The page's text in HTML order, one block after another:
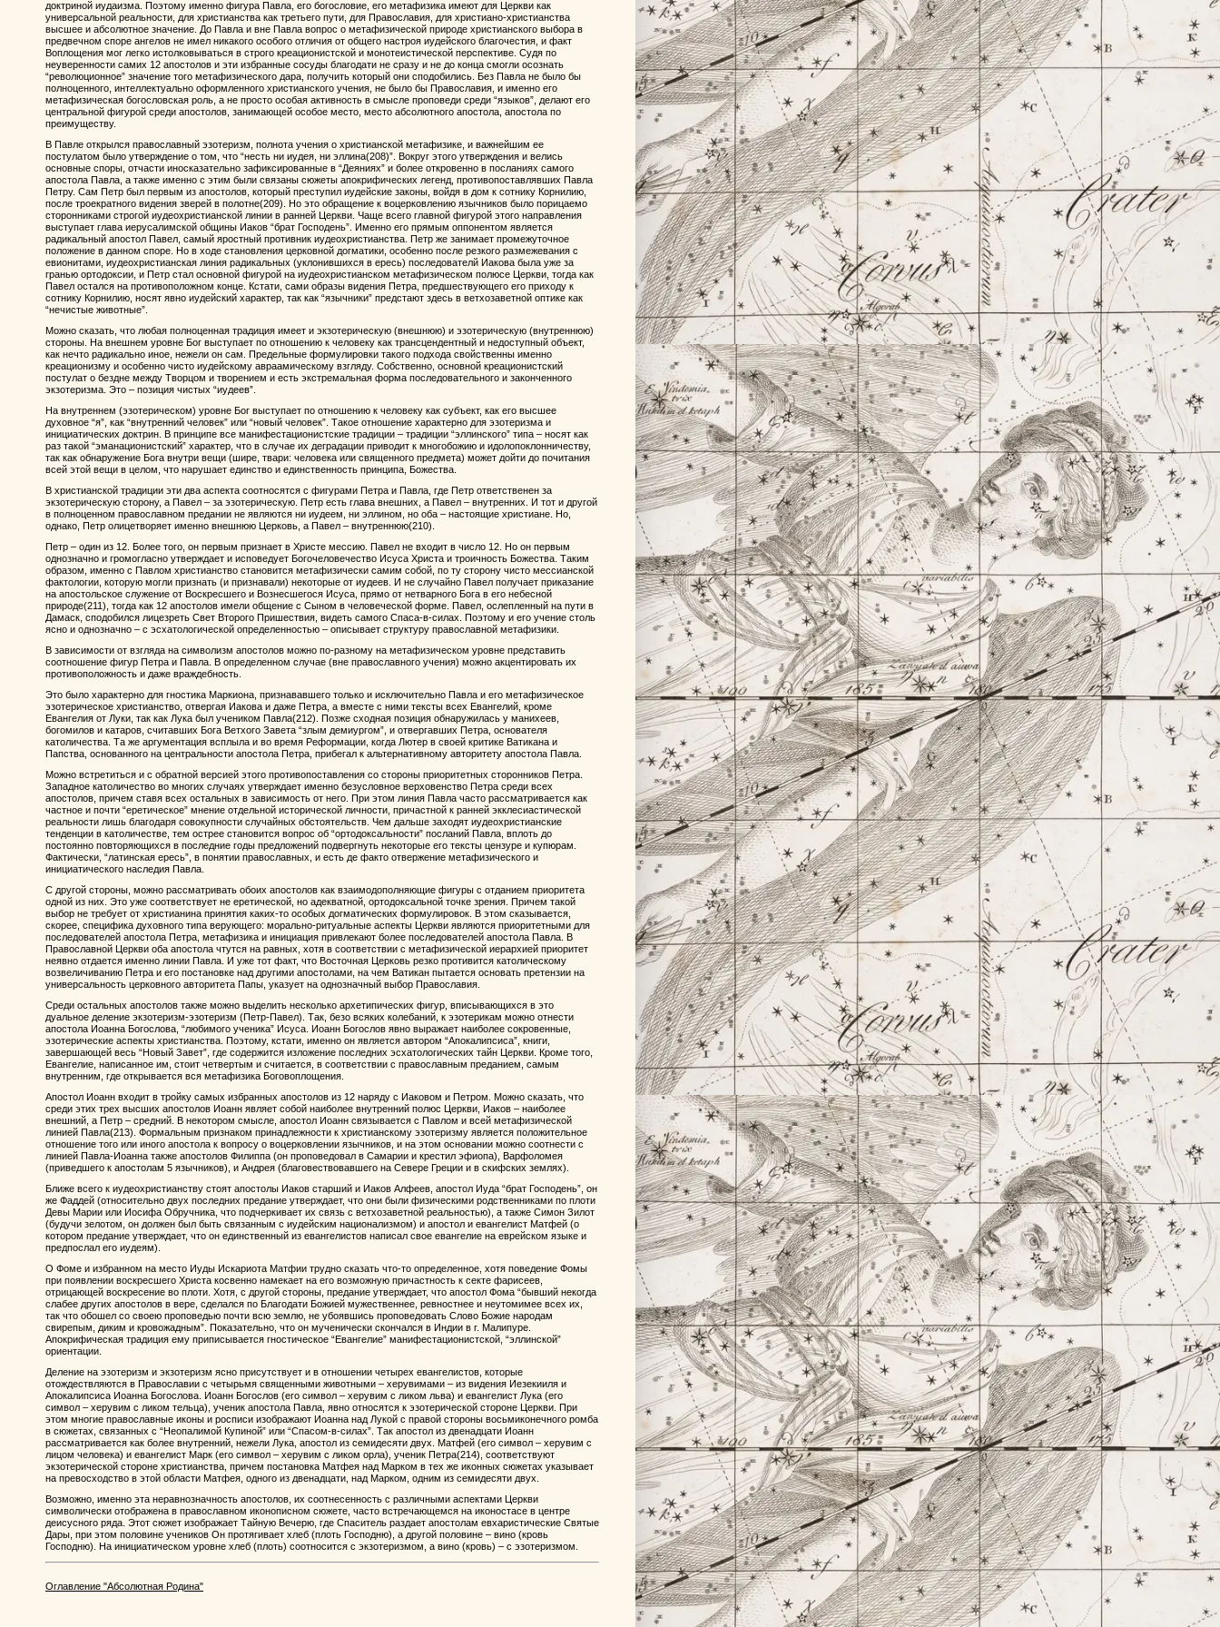
доктриной иудаизма. Поэтому именно фигура Павла, его богословие, его метафизика имеют для Церкви как
универсальной реальности, для христианства как третьего пути, для Православия, для христиано-христианства
высшее и абсолютное значение. До Павла и вне Павла вопрос о метафизической природе христианского выбора в
предвечном споре ангелов не имел никакого особого отличия от общего настроя иудейского благочестия, и факт
Воплощения мог легко истолковываться в строго креационистской и монотеистической перспективе. Судя по
неуверенности самих 12 апостолов и эти избранные сосуды благодати не сразу и не до конца смогли осознать
“революционное” значение того метафизического дара, получить который они сподобились. Без Павла не было бы
полноценного, интеллектуально оформленного христианского учения, не было бы Православия, и именно его
метафизическая богословская роль, а не просто особая активность в смысле проповеди среди “языков”, делают его
центральной фигурой среди апостолов, занимающей особое место, место абсолютного апостола, апостола по
преимуществу.
В Павле открылся православный эзотеризм, полнота учения о христианской метафизике, и важнейшим ее
постулатом было утверждение о том, что “несть ни иудея, ни эллина(208)”. Вокруг этого утверждения и велись
основные споры, отчасти иносказательно зафиксированные в “Деяниях” и более откровенно в посланиях самого
апостола Павла, а также именно с этим были связаны сюжеты апокрифических легенд, противопоставлявших Павла
Петру. Сам Петр был первым из апостолов, который преступил иудейские законы, войдя в дом к сотнику Корнилию,
после троекратного видения зверей в полотне(209). Но это обращение к воцерковлению язычников было порицаемо
сторонниками строгой иудеохристианской линии в ранней Церкви. Чаще всего главной фигурой этого направления
выступает глава иерусалимской общины Иаков “брат Господень”. Именно его прямым оппонентом является
радикальный апостол Павел, самый яростный противник иудеохристианства. Петр же занимает промежуточное
положение в данном споре. Но в ходе становления церковной догматики, особенно после резкого размежевания с
евионитами, иудеохристианская линия радикальных (уклонившихся в ересь) последователй Иакова была уже за
гранью ортодоксии, и Петр стал основной фигурой на иудеохристианском метафизическом полюсе Церкви, тогда как
Павел остался на противоположном конце. Кстати, сами образы видения Петра, предшествующего его приходу к
сотнику Корнилию, носят явно иудейский характер, так как “язычники” предстают здесь в ветхозаветной оптике как
“нечистые животные”.
Можно сказать, что любая полноценная традиция имеет и экзотерическую (внешнюю) и эзотерическую (внутреннюю)
стороны. На внешнем уровне Бог выступает по отношению к человеку как трансцендентный и недоступный объект,
как нечто радикально иное, нежели он сам. Предельные формулировки такого подхода свойственны именно
креационизму и особенно чисто иудейскому авраамическому взгляду. Собственно, основной креационистский
постулат о бездне между Творцом и творением и есть экстремальная форма последовательного и законченного
экзотеризма. Это – позиция чистых “иудеев”.
На внутреннем (эзотерическом) уровне Бог выступает по отношению к человеку как субъект, как его высшее
духовное “я”, как “внутренний человек” или “новый человек”. Такое отношение характерно для эзотеризма и
инициатических доктрин. В принципе все манифестационистские традиции – традиции “эллинского” типа – носят как
раз такой “эманационистский” характер, что в случае их деградации приводит к многобожию и идолопоклонничеству,
так как обнаружение Бога внутри вещи (шире, твари: человека или священного предмета) может дойти до почитания
всей этой вещи в целом, что нарушает единство и единственность принципа, Божества.
В христианской традиции эти два аспекта соотносятся с фигурами Петра и Павла, где Петр ответственен за
экзотерическую сторону, а Павел – за эзотерическую. Петр есть глава внешних, а Павел – внутренних. И тот и другой
в полноценном православном предании не являются ни иудеем, ни эллином, но оба – настоящие христиане. Но,
однако, Петр олицетворяет именно внешнюю Церковь, а Павел – внутреннюю(210).
Петр – один из 12. Более того, он первым признает в Христе мессию. Павел не входит в число 12. Но он первым
однозначно и громогласно утверждает и исповедует Богочеловечество Исуса Христа и троичность Божества. Таким
образом, именно с Павлом христианство становится метафизически самим собой, по ту сторону чисто мессианской
фактологии, которую могли признать (и признавали) некоторые от иудеев. И не случайно Павел получает приказание
на апостольское служение от Воскресшего и Вознесшегося Исуса, прямо от нетварного Бога в его небесной
природе(211), тогда как 12 апостолов имели общение с Сыном в человеческой форме. Павел, ослепленный на пути в
Дамаск, сподобился лицезреть Свет Второго Пришествия, видеть самого Спаса-в-силах. Поэтому и его учение столь
ясно и однозначно – с эсхатологической определенностью – описывает структуру православной метафизики.
В зависимости от взгляда на символизм апостолов можно по-разному на метафизическом уровне представить
соотношение фигур Петра и Павла. В определенном случае (вне православного учения) можно акцентировать их
противоположность и даже враждебность.
Это было характерно для гностика Маркиона, признававшего только и исключительно Павла и его метафизическое
эзотерическое христианство, отвергая Иакова и даже Петра, а вместе с ними тексты всех Евангелий, кроме
Евангелия от Луки, так как Лука был учеником Павла(212). Позже сходная позиция обнаружилась у манихеев,
богомилов и катаров, считавших Бога Ветхого Завета “злым демиургом”, и отвергавших Петра, основателя
католичества. Та же аргументация всплыла и во время Реформации, когда Лютер в своей критике Ватикана и
Папства, основанного на центральности апостола Петра, прибегал к альтернативному авторитету апостола Павла.
Можно встретиться и с обратной версией этого противопоставления со стороны приоритетных сторонников Петра.
Западное католичество во многих случаях утверждает именно безусловное верховенство Петра среди всех
апостолов, причем ставя всех остальных в зависимость от него. При этом линия Павла часто рассматривается как
частное и почти “еретическое” мнение отдельной исторической личности, причастной к ранней экклесиастической
реальности лишь благодаря совокупности случайных обстоятельств. Чем дальше заходят иудеохристианские
тенденции в католичестве, тем острее становится вопрос об “ортодоксальности” посланий Павла, вплоть до
постоянно повторяющихся в последние годы предложений подвергнуть некоторые его тексты цензуре и купюрам.
Фактически, “латинская ересь”, в понятии православных, и есть де факто отвержение метафизического и
инициатического наследия Павла.
С другой стороны, можно рассматривать обоих апостолов как взаимодополняющие фигуры с отданием приоритета
одной из них. Это уже соответствует не еретической, но адекватной, ортодоксальной точке зрения. Причем такой
выбор не требует от христианина принятия каких-то особых догматических формулировок. В этом сказывается,
скорее, специфика духовного типа верующего: морально-ритуальные аспекты Церкви являются приоритетными для
последователей апостола Петра, метафизика и инициация привлекают более последователей апостола Павла. В
Православной Церкви оба апостола чтутся на равных, хотя в соответствии с метафизической иерархией приоритет
неявно отдается именно линии Павла. И уже тот факт, что Восточная Церковь резко противится католическому
возвеличиванию Петра и его постановке над другими апостолами, на чем Ватикан пытается основать претензии на
универсальность церковного авторитета Папы, указует на однозначный выбор Православия.
Среди остальных апостолов также можно выделить несколько архетипических фигур, вписывающихся в это
дуальное деление экзотеризм-эзотеризм (Петр-Павел). Так, безо всяких колебаний, к эзотерикам можно отнести
апостола Иоанна Богослова, “любимого ученика” Исуса. Иоанн Богослов явно выражает наиболее сокровенные,
эзотерические аспекты христианства. Поэтому, кстати, именно он является автором “Апокалипсиса”, книги,
завершающей весь “Новый Завет”, где содержится изложение последних эсхатологических тайн Церкви. Кроме того,
Евангелие, написанное им, стоит четвертым и считается, в соответствии с православным преданием, самым
внутренним, где открывается вся метафизика Боговоплощения.
Апостол Иоанн входит в тройку самых избранных апостолов из 12 наряду с Иаковом и Петром. Можно сказать, что
среди этих трех высших апостолов Иоанн являет собой наиболее внутренний полюс Церкви, Иаков – наиболее
внешний, а Петр – средний. В некотором смысле, апостол Иоанн связывается с Павлом и всей метафизической
линией Павла(213). Формальным признаком принадлежности к христианскому эзотеризму является положительное
отношение того или иного апостола к вопросу о воцерковлении язычников, и на этом основании можно соотнести с
линией Павла-Иоанна также апостолов Филиппа (он проповедовал в Самарии и крестил эфиопа), Варфоломея
(приведшего к апостолам 5 язычников), и Андрея (благовествовавшего на Севере Греции и в скифских землях).
Ближе всего к иудеохристианству стоят апостолы Иаков старший и Иаков Алфеев, апостол Иуда “брат Господень”, он
же Фаддей (относительно двух последних предание утверждает, что они были физическими родственниками по плоти
Девы Марии или Иосифа Обручника, что подчеркивает их связь с ветхозаветной реальностью), а также Симон Зилот
(будучи зелотом, он должен был быть связанным с иудейским национализмом) и апостол и евангелист Матфей (о
котором предание утверждает, что он единственный из евангелистов написал свое евангелие на еврейском языке и
предпослал его иудеям).
О Фоме и избранном на место Иуды Искариота Матфии трудно сказать что-то определенное, хотя поведение Фомы
при появлении воскресшего Христа косвенно намекает на его возможную причастность к секте фарисеев,
отрицающей воскресение во плоти. Хотя, с другой стороны, предание утверждает, что апостол Фома “бывший некогда
слабее других апостолов в вере, сделался по Благодати Божией мужественнее, ревностнее и неутомимее всех их,
так что обошел со своею проповедью почти всю землю, не убоявшись проповедовать Слово Божие народам
свирепым, диким и кровожадным”. Показательно, что он мученически скончался в Индии в г. Малипуре.
Апокрифическая традиция ему приписывается гностическое “Евангелие” манифестационистской, “эллинской”
ориентации.
Деление на эзотеризм и экзотеризм ясно присутствует и в отношении четырех евангелистов, которые
отождествляются в Православии с четырьмя священными животными – херувимами – из видения Иезекииля и
Апокалипсиса Иоанна Богослова. Иоанн Богослов (его символ – херувим с ликом льва) и евангелист Лука (его
символ – херувим с ликом тельца), ученик апостола Павла, явно относятся к эзотерической стороне Церкви. При
этом многие православные иконы и росписи изображают Иоанна над Лукой с правой стороны восьмиконечного ромба
в сюжетах, связанных с “Неопалимой Купиной” или “Спасом-в-силах”. Так апостол из двенадцати Иоанн
рассматривается как более внутренний, нежели Лука, апостол из семидесяти двух. Матфей (его символ – херувим с
лицом человека) и евангелист Марк (его символ – херувим с ликом орла), ученик Петра(214), соответствуют
экзотерической стороне христианства, причем постановка Матфея над Марком в тех же иконных сюжетах указывает
на превосходство в этой области Матфея, одного из двенадцати, над Марком, одним из семидесяти двух.
Возможно, именно эта неравнозначность апостолов, их соотнесенность с различными аспектами Церкви
символически отображена в православном иконописном сюжете, часто встречающемся на иконостасе в центре
деисусного ряда. Этот сюжет изображает Тайную Вечерю, где Спаситель раздает апостолам евхаристические Святые
Дары, при этом половине учеников Он протягивает хлеб (плоть Господню), а другой половине – вино (кровь
Господню). На инициатическом уровне хлеб (плоть) соотносится с экзотеризмом, а вино (кровь) – с эзотеризмом.
Оглавление "Абсолютная Родина"